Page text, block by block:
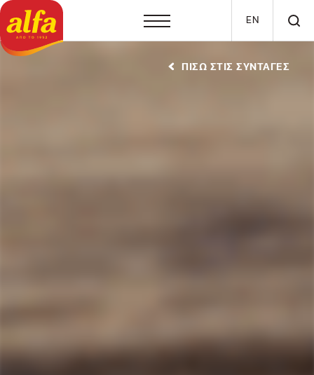
Παράκαμψη προς το κυρίως περιεχόμενο
EN
ΠΙΣΩ ΣΤΙΣ ΣΥΝΤΑΓΕΣ